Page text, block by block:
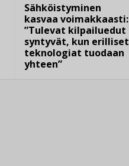
Sähköistyminen
kasvaa voimakkaasti:
”Tulevat kilpailuedut
syntyvät, kun erilliset
teknologiat tuodaan
yhteen”